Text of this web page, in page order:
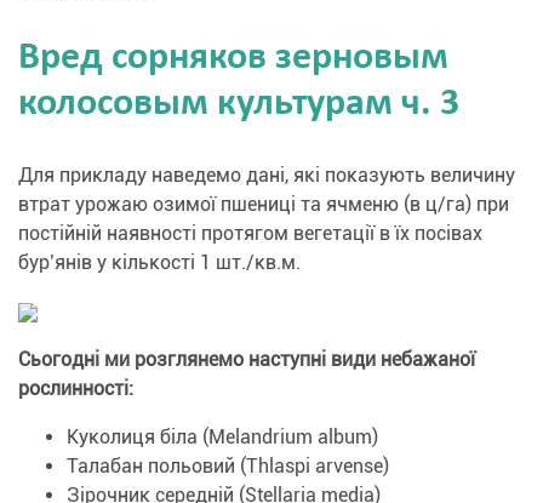
Вред сорняков зерновым
колосовым культурам ч. 3
Для прикладу наведемо дані, які показують величину
втрат урожаю озимої пшениці та ячменю (в ц/га) при
постійній наявності протягом вегетації в їх посівах
бур’янів у кількості 1 шт./кв.м.
Сьогодні ми розглянемо наступні види небажаної
рослинності:
Куколиця біла (Melandrium album)
Талабан польовий (Thlaspi arvense)
Зірочник середній (Stellaria media)